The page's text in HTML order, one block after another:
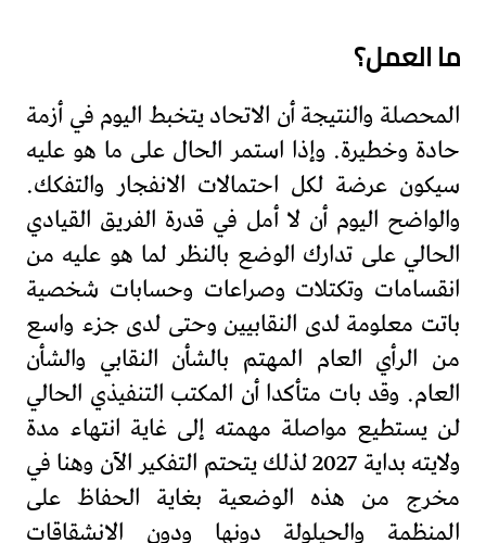
ما العمل؟
المحصلة والنتيجة أن الاتحاد يتخبط اليوم في أزمة
حادة وخطيرة. وإذا استمر الحال على ما هو عليه
سيكون عرضة لكل احتمالات الانفجار والتفكك.
والواضح اليوم أن لا أمل في قدرة الفريق القيادي
الحالي على تدارك الوضع بالنظر لما هو عليه من
انقسامات وتكتلات وصراعات وحسابات شخصية
باتت معلومة لدى النقابيين وحتى لدى جزء واسع
من الرأي العام المهتم بالشأن النقابي والشأن
العام. وقد بات متأكدا أن المكتب التنفيذي الحالي
لن يستطيع مواصلة مهمته إلى غاية انتهاء مدة
ولايته بداية 2027 لذلك يتحتم التفكير الآن وهنا في
مخرج من هذه الوضعية بغاية الحفاظ على
المنظمة والحيلولة دونها ودون الانشقاقات